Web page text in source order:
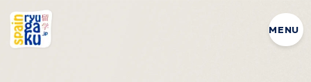
MENU